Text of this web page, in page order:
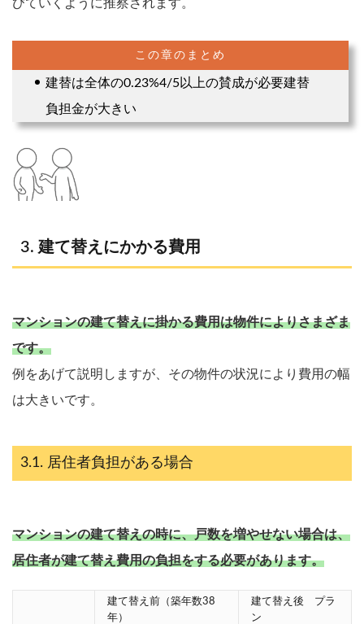
びていくように推察されます。
建替は全体の0.23%4/5以上の賛成が必要建替
負担金が大きい
建て替えにかかる費用
マンションの建て替えに掛かる費用は物件によりさまざま
です。
例をあげて説明しますが、その物件の状況により費用の幅
は大きいです。
居住者負担がある場合
マンションの建て替えの時に、戸数を増やせない場合は、
居住者が建て替え費用の負担をする必要があります。
建て替え前（築年数38
年）
建て替え後 プラ
ン